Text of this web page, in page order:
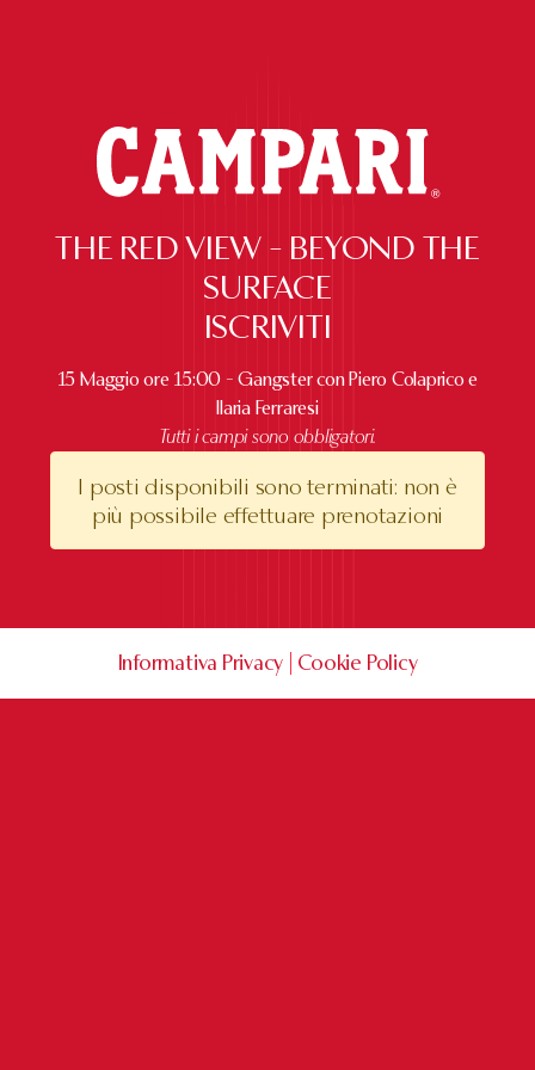
THE RED VIEW - BEYOND THE
SURFACE
ISCRIVITI
15 Maggio ore 15:00 - Gangster con Piero Colaprico e
Ilaria Ferraresi
Tutti i campi sono obbligatori.
I posti disponibili sono terminati: non è
più possibile effettuare prenotazioni
Informativa Privacy Cookie Policy